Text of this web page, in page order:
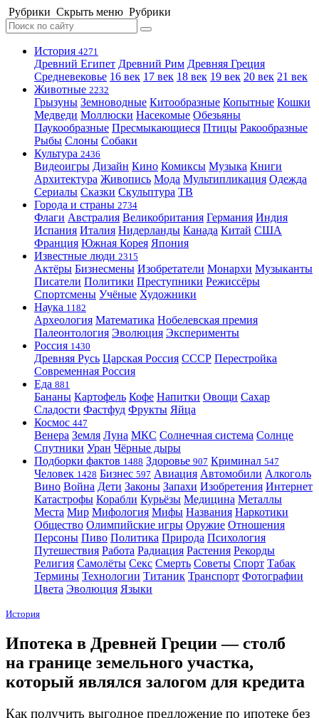
Рубрики Скрыть меню Рубрики
История 4271
Древний Египет Древний Рим Древняя Греция
Средневековье 16 век 17 век 18 век 19 век 20 век 21 век
Животные 2232
Грызуны Земноводные Китообразные Копытные Кошки
Медведи Моллюски Насекомые Обезьяны
Паукообразные Пресмыкающиеся Птицы Ракообразные
Рыбы Слоны Собаки
Культура 2436
Видеоигры Дизайн Кино Комиксы Музыка Книги
Архитектура Живопись Мода Мультипликация Одежда
Сериалы Сказки Скульптура ТВ
Города и страны 2734
Флаги Австралия Великобритания Германия Индия
Испания Италия Нидерланды Канада Китай США
Франция Южная Корея Япония
Известные люди 2315
Актёры Бизнесмены Изобретатели Монархи Музыканты
Писатели Политики Преступники Режиссёры
Спортсмены Учёные Художники
Наука 1182
Археология Математика Нобелевская премия
Палеонтология Эволюция Эксперименты
Россия 1430
Древняя Русь Царская Россия СССР Перестройка
Современная Россия
Еда 881
Бананы Картофель Кофе Напитки Овощи Сахар
Сладости Фастфуд Фрукты Яйца
Космос 447
Венера Земля Луна МКС Солнечная система Солнце
Спутники Уран Чёрные дыры
Подборки фактов 1488 Здоровье 907 Криминал 547
Человек 1428 Бизнес 597 Авиация Автомобили Алкоголь
Вино Война Дети Законы Запахи Изобретения Интернет
Катастрофы Корабли Курьёзы Медицина Металлы
Места Мир Мифология Мифы Названия Наркотики
Общество Олимпийские игры Оружие Отношения
Персоны Пиво Политика Природа Психология
Путешествия Работа Радиация Растения Рекорды
Религия Самолёты Секс Смерть Советы Спорт Табак
Термины Технологии Титаник Транспорт Фотографии
Цвета Эволюция Языки
История
Ипотека в Древней Греции — столб
на границе земельного участка,
который являлся залогом для кредита
Как получить выгодное предложение по ипотеке без